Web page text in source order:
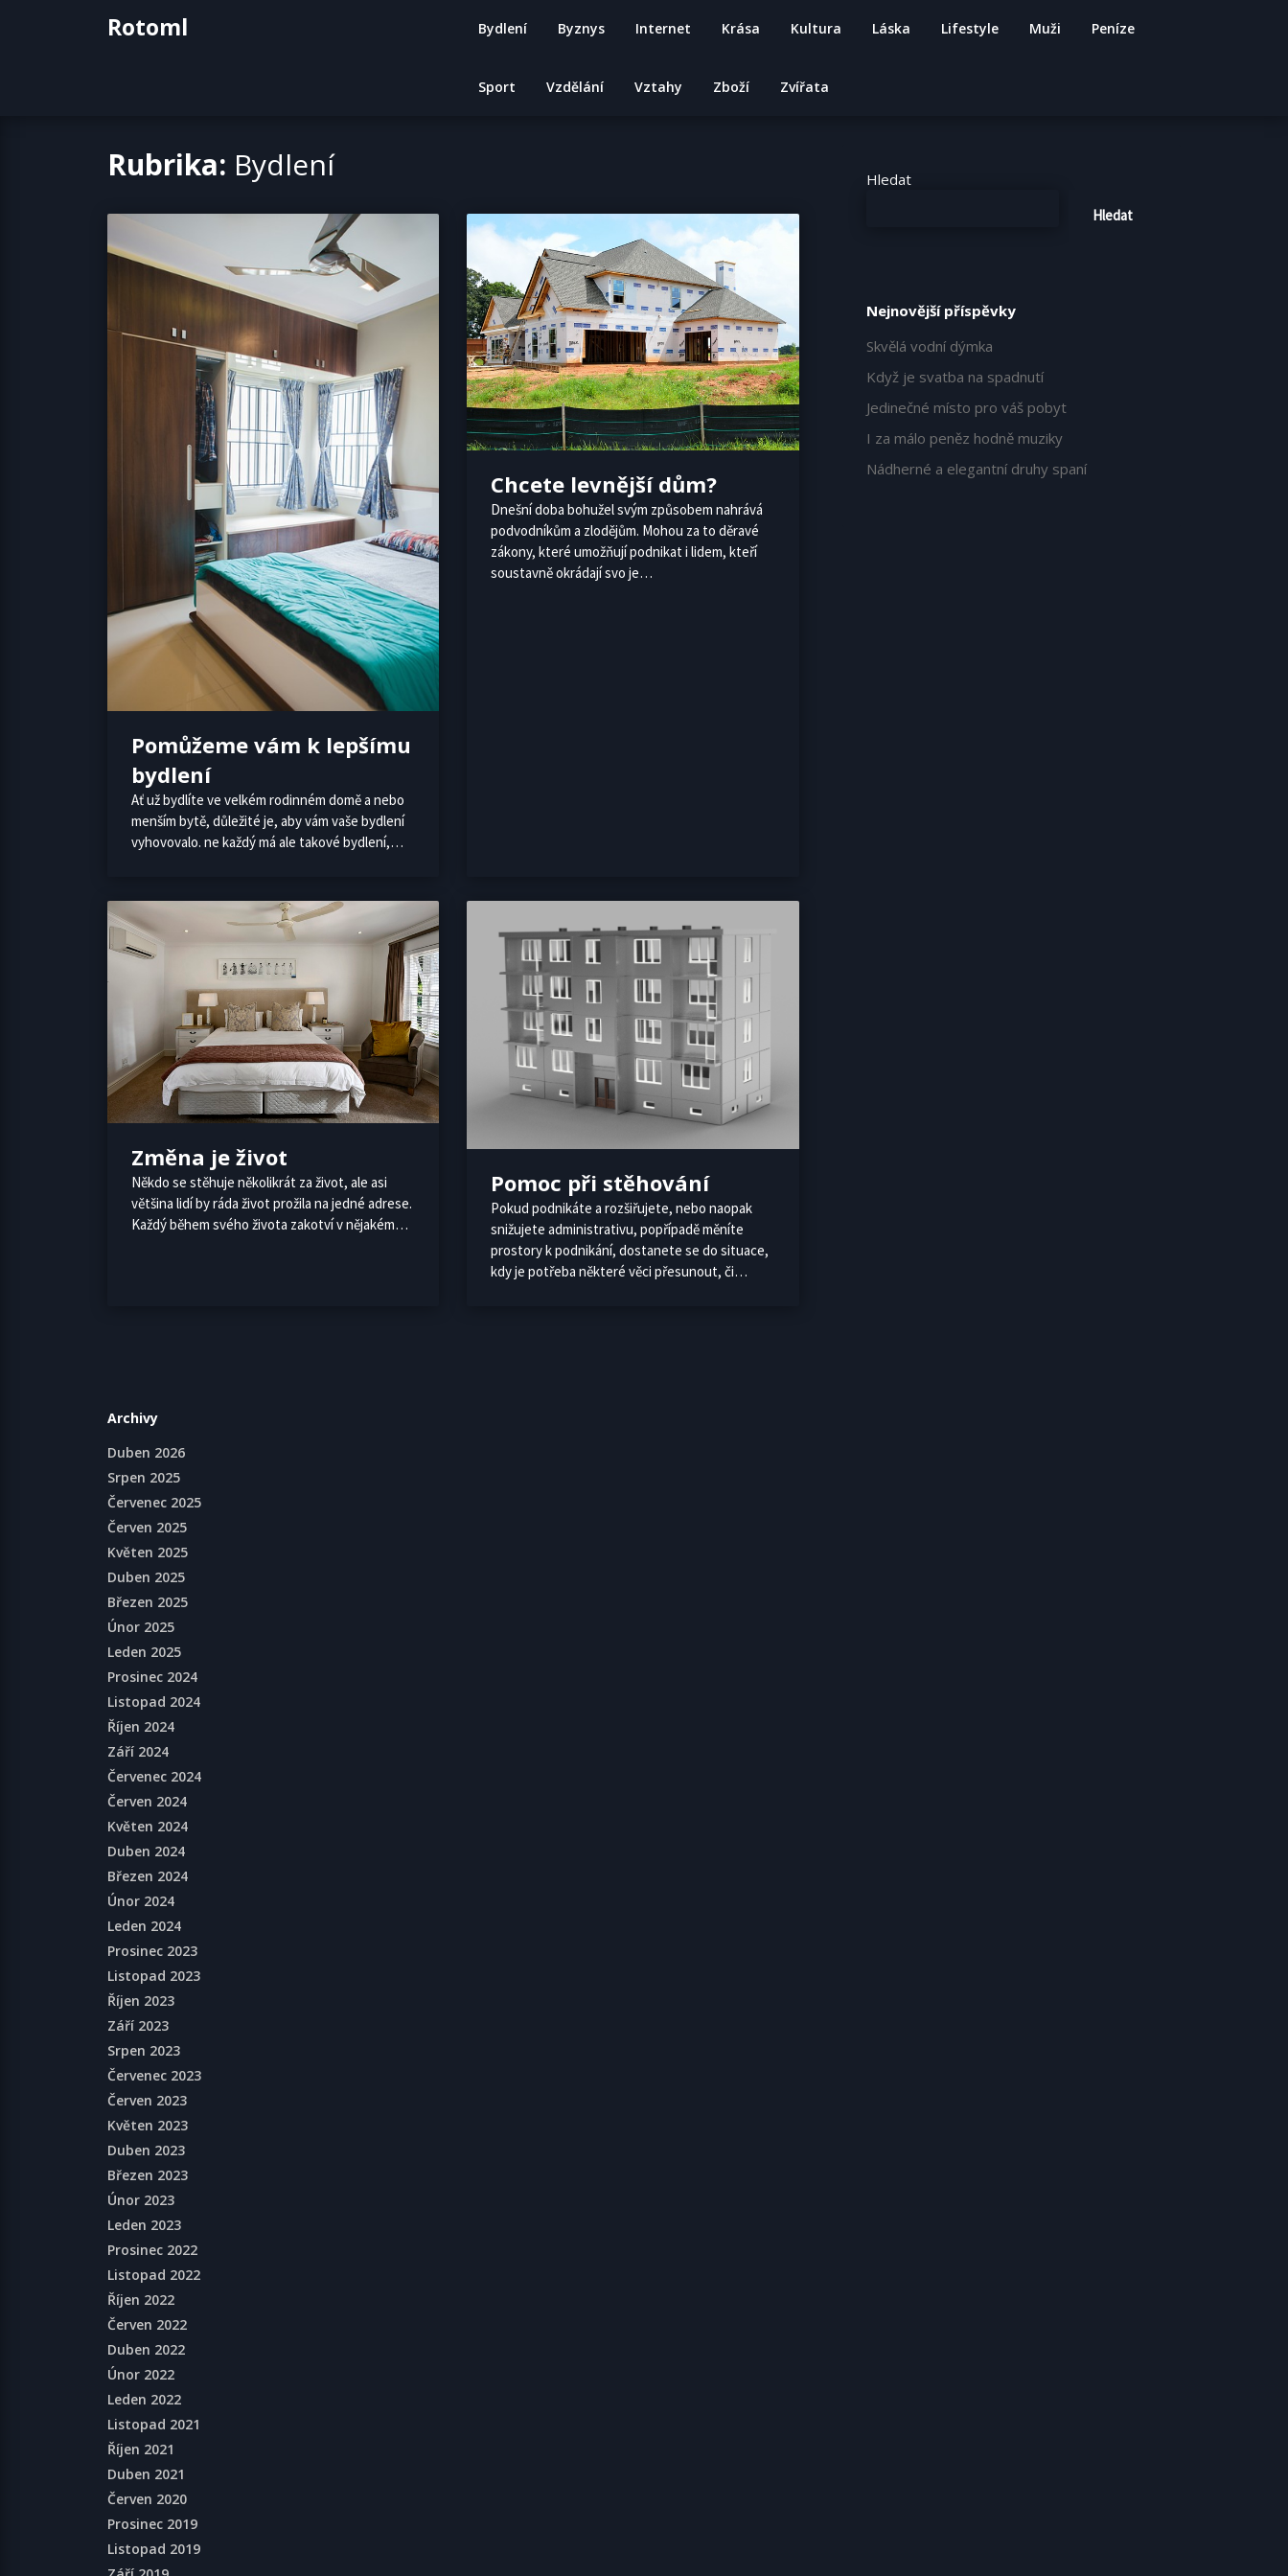
Rotoml Bydlení Byznys Internet Krása Kultura Láska Lifestyle Muži Peníze
Sport Vzdělání Vztahy Zboží Zvířata
Rubrika: Bydlení
Pomůžeme vám k lepšímu
bydlení
Ať už bydlíte ve velkém rodinném domě a nebo
menším bytě, důležité je, aby vám vaše bydlení
vyhovovalo. ne každý má ale takové bydlení,…
Chcete levnější dům?
Dnešní doba bohužel svým způsobem nahrává
podvodníkům a zlodějům. Mohou za to děravé
zákony, které umožňují podnikat i lidem, kteří
soustavně okrádají svo je…
Změna je život
Někdo se stěhuje několikrát za život, ale asi
většina lidí by ráda život prožila na jedné adrese.
Každý během svého života zakotví v nějakém…
Pomoc při stěhování
Pokud podnikáte a rozšiřujete, nebo naopak
snižujete administrativu, popřípadě měníte
prostory k podnikání, dostanete se do situace,
kdy je potřeba některé věci přesunout, či…
Hledat
Hledat
Nejnovější příspěvky
Skvělá vodní dýmka
Když je svatba na spadnutí
Jedinečné místo pro váš pobyt
I za málo peněz hodně muziky
Nádherné a elegantní druhy spaní
Archivy
Duben 2026
Srpen 2025
Červenec 2025
Červen 2025
Květen 2025
Duben 2025
Březen 2025
Únor 2025
Leden 2025
Prosinec 2024
Listopad 2024
Říjen 2024
Září 2024
Červenec 2024
Červen 2024
Květen 2024
Duben 2024
Březen 2024
Únor 2024
Leden 2024
Prosinec 2023
Listopad 2023
Říjen 2023
Září 2023
Srpen 2023
Červenec 2023
Červen 2023
Květen 2023
Duben 2023
Březen 2023
Únor 2023
Leden 2023
Prosinec 2022
Listopad 2022
Říjen 2022
Červen 2022
Duben 2022
Únor 2022
Leden 2022
Listopad 2021
Říjen 2021
Duben 2021
Červen 2020
Prosinec 2019
Listopad 2019